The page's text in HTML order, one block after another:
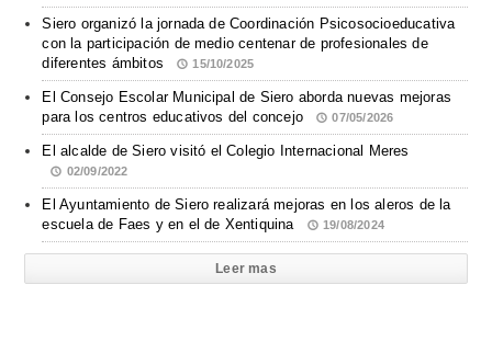
Siero organizó la jornada de Coordinación Psicosocioeducativa
con la participación de medio centenar de profesionales de
diferentes ámbitos
15/10/2025
El Consejo Escolar Municipal de Siero aborda nuevas mejoras
para los centros educativos del concejo
07/05/2026
El alcalde de Siero visitó el Colegio Internacional Meres
02/09/2022
El Ayuntamiento de Siero realizará mejoras en los aleros de la
escuela de Faes y en el de Xentiquina
19/08/2024
Leer mas